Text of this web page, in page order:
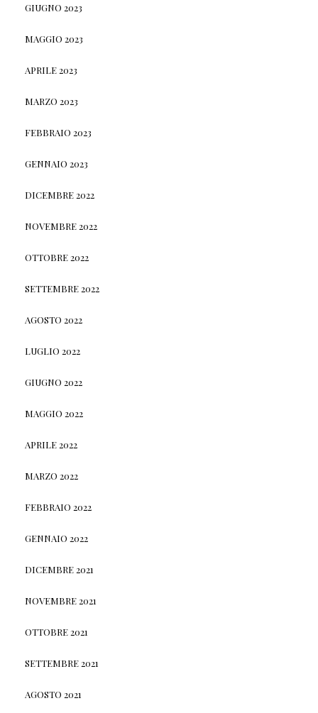
GIUGNO 2023
MAGGIO 2023
APRILE 2023
MARZO 2023
FEBBRAIO 2023
GENNAIO 2023
DICEMBRE 2022
NOVEMBRE 2022
OTTOBRE 2022
SETTEMBRE 2022
AGOSTO 2022
LUGLIO 2022
GIUGNO 2022
MAGGIO 2022
APRILE 2022
MARZO 2022
FEBBRAIO 2022
GENNAIO 2022
DICEMBRE 2021
NOVEMBRE 2021
OTTOBRE 2021
SETTEMBRE 2021
AGOSTO 2021